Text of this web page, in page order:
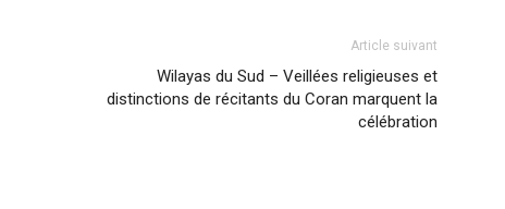
Article suivant
Wilayas du Sud – Veillées religieuses et
distinctions de récitants du Coran marquent la
célébration